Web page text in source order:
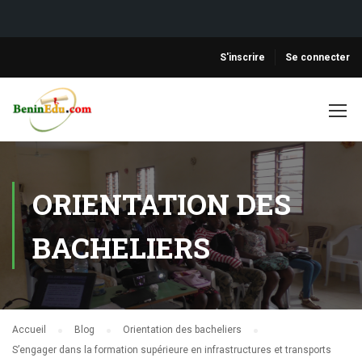
S'inscrire Se connecter
ORIENTATION DES
BACHELIERS
Accueil Blog
Orientation des bacheliers
S’engager dans la formation supérieure en infrastructures et transports